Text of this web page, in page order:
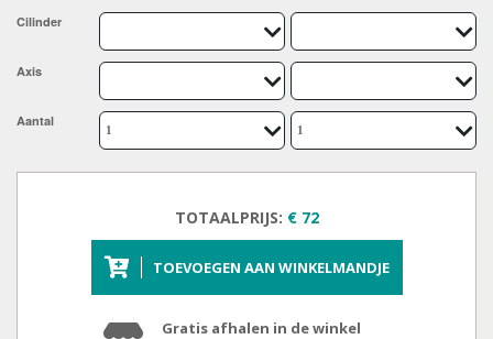
Cilinder
Axis
Aantal
TOTAALPRIJS: € 72
TOEVOEGEN AAN WINKELMANDJE
Gratis afhalen in de winkel